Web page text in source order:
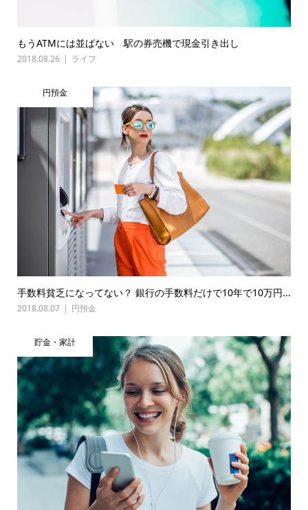
もうATMには並ばない 駅の券売機で現金引き出し
2018.08.26 ライフ
円預金
手数料貧乏になってない？ 銀行の手数料だけで10年で10万円...
2018.08.07 円預金
貯金・家計